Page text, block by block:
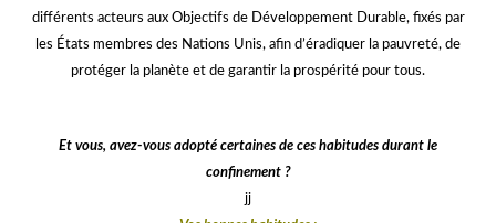
différents acteurs aux Objectifs de Développement Durable, fixés par
les États membres des Nations Unis, afin d’éradiquer la pauvreté, de
protéger la planète et de garantir la prospérité pour tous.
Et vous, avez-vous adopté certaines de ces habitudes durant le
confinement ?
jj